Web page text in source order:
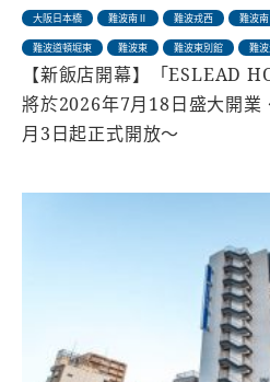
大阪日本橋 難波南Ⅱ 難波戎西 難波
難波道頓堀東 難波東 難波東別館 難
【新飯店開幕】「ESLEAD
將於2026年7月18日盛大開業
月3日起正式開放～